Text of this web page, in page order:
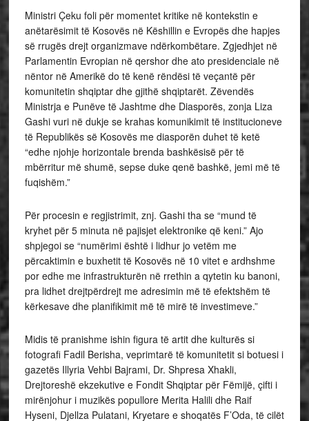
Ministri Çeku foli për momentet kritike në kontekstin e
anëtarësimit të Kosovës në Këshillin e Evropës dhe hapjes
së rrugës drejt organizmave ndërkombëtare. Zgjedhjet në
Parlamentin Evropian në qershor dhe ato presidenciale në
nëntor në Amerikë do të kenë rëndësi të veçantë për
komunitetin shqiptar dhe gjithë shqiptarët. Zëvendës
Ministrja e Punëve të Jashtme dhe Diasporës, zonja Liza
Gashi vuri në dukje se krahas komunikimit të institucioneve
të Republikës së Kosovës me diasporën duhet të ketë
“edhe njohje horizontale brenda bashkësisë për të
mbërritur më shumë, sepse duke qenë bashkë, jemi më të
fuqishëm.”
Për procesin e regjistrimit, znj. Gashi tha se “mund të
kryhet për 5 minuta në pajisjet elektronike që keni.” Ajo
shpjegoi se “numërimi është i lidhur jo vetëm me
përcaktimin e buxhetit të Kosovës në 10 vitet e ardhshme
por edhe me infrastrukturën në rrethin a qytetin ku banoni,
pra lidhet drejtpërdrejt me adresimin më të efektshëm të
kërkesave dhe planifikimit më të mirë të investimeve.”
Midis të pranishme ishin figura të artit dhe kulturës si
fotografi Fadil Berisha, veprimtarë të komunitetit si botuesi i
gazetës Illyria Vehbi Bajrami, Dr. Shpresa Xhakli,
Drejtoreshë ekzekutive e Fondit Shqiptar për Fëmijë, çifti i
mirënjohur i muzikës popullore Merita Halili dhe Raif
Hyseni, Djellza Pulatani, Kryetare e shoqatës F’Oda, të cilët